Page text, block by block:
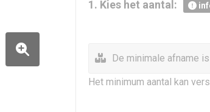
1. Kies het aantal:
De minimale afname
Het minimum aantal kan